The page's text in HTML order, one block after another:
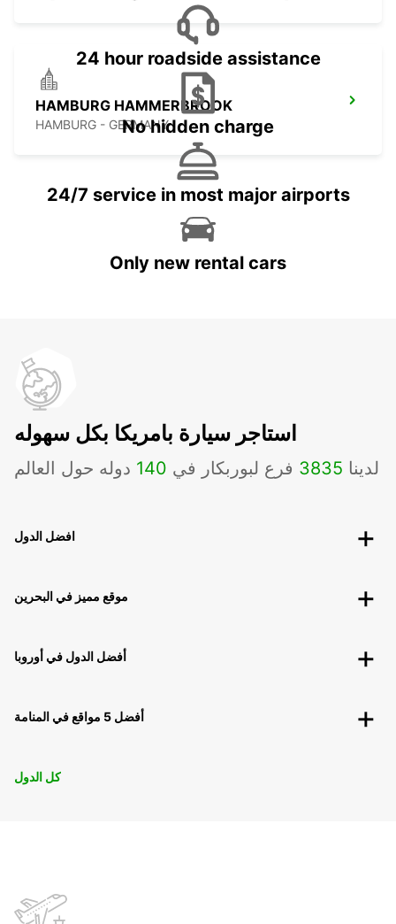
HAMBURG HAMMERBROOK
HAMBURG - GERMANY
24 hour roadside assistance
No hidden charge
24/7 service in most major airports
Only new rental cars
استاجر سيارة بامريكا بكل سهوله
لدينا 3835 فرع لبوربكار في 140 دوله حول العالم
افضل الدول
موقع مميز في البحرين
أفضل الدول في أوروبا
أفضل 5 مواقع في المنامة
كل الدول